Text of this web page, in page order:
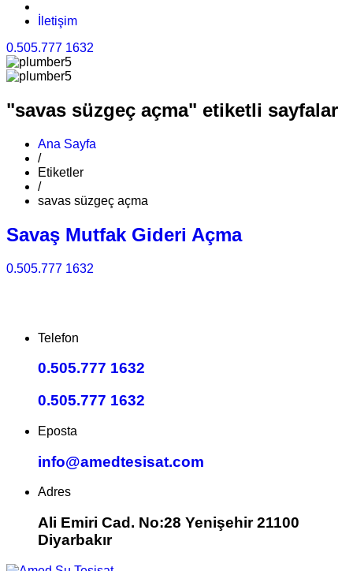
İletişim
0.505.777 1632
"savas süzgeç açma" etiketli sayfalar
Ana Sayfa
/
Etiketler
/
savas süzgeç açma
Savaş Mutfak Gideri Açma
0.505.777 1632
Telefon
0.505.777 1632
0.505.777 1632
Eposta
info@amedtesisat.com
Adres
Ali Emiri Cad. No:28 Yenişehir 21100
Diyarbakır